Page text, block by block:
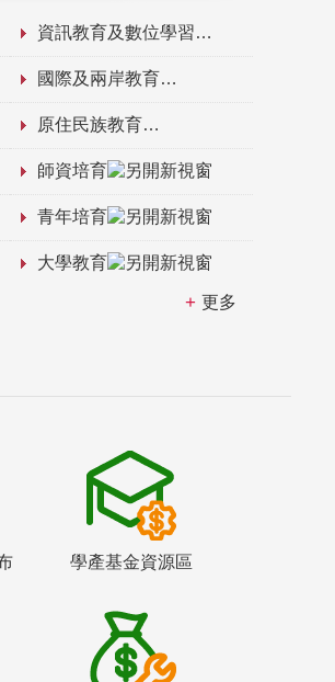
資訊教育及數位學習
國際及兩岸教育
原住民族教育
師資培育
青年培育
大學教育
更多
學產基金資源區